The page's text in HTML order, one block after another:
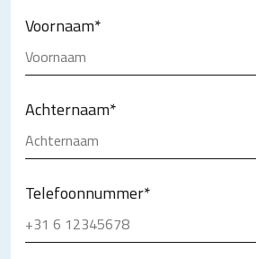
Voornaam*
Achternaam*
Telefoonnummer*